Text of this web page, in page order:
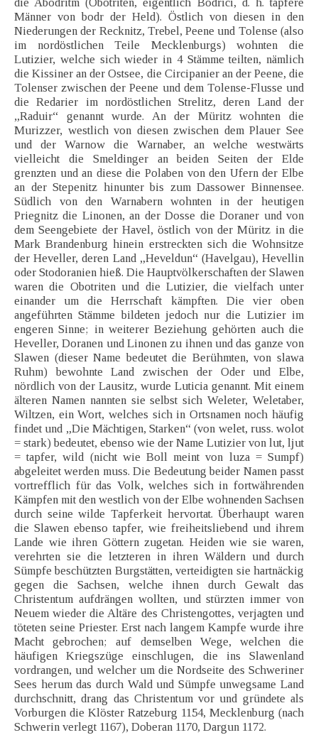
die Abodritm (Obotriten, eigentlich Bodrici, d. h. tapfere
Männer von bodr der Held). Östlich von diesen in den
Niederungen der Recknitz, Trebel, Peene und Tolense (also
im nordöstlichen Teile Mecklenburgs) wohnten die
Lutizier, welche sich wieder in 4 Stämme teilten, nämlich
die Kissiner an der Ostsee, die Circipanier an der Peene, die
Tolenser zwischen der Peene und dem Tolense-Flusse und
die Redarier im nordöstlichen Strelitz, deren Land der
„Raduir“ genannt wurde. An der Müritz wohnten die
Murizzer, westlich von diesen zwischen dem Plauer See
und der Warnow die Warnaber, an welche westwärts
vielleicht die Smeldinger an beiden Seiten der Elde
grenzten und an diese die Polaben von den Ufern der Elbe
an der Stepenitz hinunter bis zum Dassower Binnensee.
Südlich von den Warnabern wohnten in der heutigen
Priegnitz die Linonen, an der Dosse die Doraner und von
dem Seengebiete der Havel, östlich von der Müritz in die
Mark Brandenburg hinein erstreckten sich die Wohnsitze
der Heveller, deren Land „Heveldun“ (Havelgau), Hevellin
oder Stodoranien hieß. Die Hauptvölkerschaften der Slawen
waren die Obotriten und die Lutizier, die vielfach unter
einander um die Herrschaft kämpften. Die vier oben
angeführten Stämme bildeten jedoch nur die Lutizier im
engeren Sinne; in weiterer Beziehung gehörten auch die
Heveller, Doranen und Linonen zu ihnen und das ganze von
Slawen (dieser Name bedeutet die Berühmten, von slawa
Ruhm) bewohnte Land zwischen der Oder und Elbe,
nördlich von der Lausitz, wurde Luticia genannt. Mit einem
älteren Namen nannten sie selbst sich Weleter, Weletaber,
Wiltzen, ein Wort, welches sich in Ortsnamen noch häufig
findet und „Die Mächtigen, Starken“ (von welet, russ. wolot
= stark) bedeutet, ebenso wie der Name Lutizier von lut, ljut
= tapfer, wild (nicht wie Boll meint von luza = Sumpf)
abgeleitet werden muss. Die Bedeutung beider Namen passt
vortrefflich für das Volk, welches sich in fortwährenden
Kämpfen mit den westlich von der Elbe wohnenden Sachsen
durch seine wilde Tapferkeit hervortat. Überhaupt waren
die Slawen ebenso tapfer, wie freiheitsliebend und ihrem
Lande wie ihren Göttern zugetan. Heiden wie sie waren,
verehrten sie die letzteren in ihren Wäldern und durch
Sümpfe beschützten Burgstätten, verteidigten sie hartnäckig
gegen die Sachsen, welche ihnen durch Gewalt das
Christentum aufdrängen wollten, und stürzten immer von
Neuem wieder die Altäre des Christengottes, verjagten und
töteten seine Priester. Erst nach langem Kampfe wurde ihre
Macht gebrochen; auf demselben Wege, welchen die
häufigen Kriegszüge einschlugen, die ins Slawenland
vordrangen, und welcher um die Nordseite des Schweriner
Sees herum das durch Wald und Sümpfe unwegsame Land
durchschnitt, drang das Christentum vor und gründete als
Vorburgen die Klöster Ratzeburg 1154, Mecklenburg (nach
Schwerin verlegt 1167), Doberan 1170, Dargun 1172.